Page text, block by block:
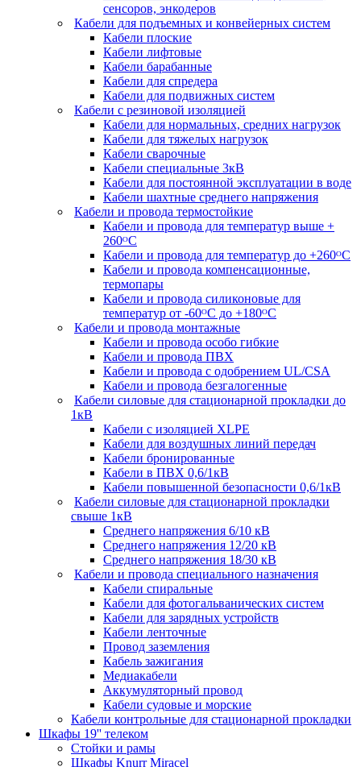
cенсоров, энкодеров
Кабели для подъемных и конвейерных систем
Кабели плоские
Кабели лифтовые
Кабели барабанные
Кабели для спредера
Кабели для подвижных систем
Кабели с резиновой изоляцией
Кабели для нормальных, средних нагрузок
Кабели для тяжелых нагрузок
Кабели сварочные
Кабели специальные 3кВ
Кабели для постоянной эксплуатации в воде
Кабели шахтные среднего напряжения
Кабели и провода термостойкие
Кабели и провода для температур выше +
260ᴼС
Кабели и провода для температур до +260ᴼС
Кабели и провода компенсационные,
термопары
Кабели и провода силиконовые для
температур от -60ᴼC до +180ᴼС
Кабели и провода монтажные
Кабели и провода особо гибкие
Кабели и провода ПВХ
Кабели и провода с одобрением UL/CSA
Кабели и провода безгалогенные
Кабели силовые для стационарной прокладки до
1кВ
Кабели c изоляцией XLPE
Кабели для воздушных линий передач
Кабели бронированные
Кабели в ПВХ 0,6/1кВ
Кабели повышенной безопасности 0,6/1кВ
Кабели силовые для стационарной прокладки
свыше 1кВ
Среднего напряжения 6/10 кВ
Среднего напряжения 12/20 кВ
Среднего напряжения 18/30 кВ
Кабели и провода специального назначения
Кабели спиральные
Кабели для фотогальванических систем
Кабели для зарядных устройств
Кабели ленточные
Провод заземления
Кабель зажигания
Медиакабели
Аккумуляторный провод
Кабели судовые и морские
Кабели контрольные для стационарной прокладки
Шкафы 19'' телеком
Стойки и рамы
Шкафы Knurr Miracel